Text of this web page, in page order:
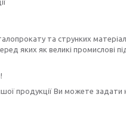
та струнких
яких як великі промислові
продукції Ви можете